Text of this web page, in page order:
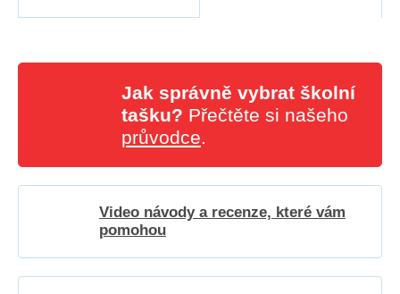
Jak správně vybrat školní
tašku? Přečtěte si našeho
průvodce.
Video návody a recenze, které vám
pomohou